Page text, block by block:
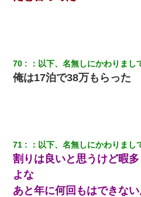
70 ： 以下、名無しにかわりまし
俺は17泊で38万もらった
71 ： 以下、名無しにかわりまし
割りは良いと思うけど暇
よな
あと年に何回もはできな